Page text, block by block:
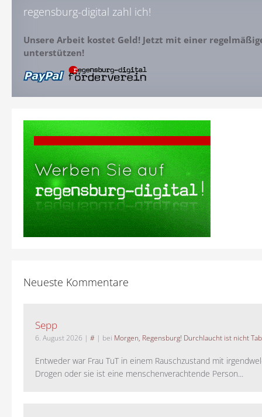
regensburg-digital zahl ich!
Unsere Arbeit kostet Geld! Jetzt mit einer
unterstützen!
Neueste Kommentare
Sepp
6. August 2026 | # | bei Morgen, Regensburg! Durchlaucht ist nicht
Entweder war Frau TuT in einem Rauschzustand mit
Drogen oder sie ist eine menschenverachtende Person...